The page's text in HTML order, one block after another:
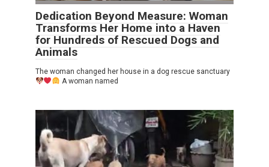
Dedication Beyond Measure: Woman
Transforms Her Home into a Haven
for Hundreds of Rescued Dogs and
Animals
The woman changed her house in a dog rescue sanctuary
A woman named